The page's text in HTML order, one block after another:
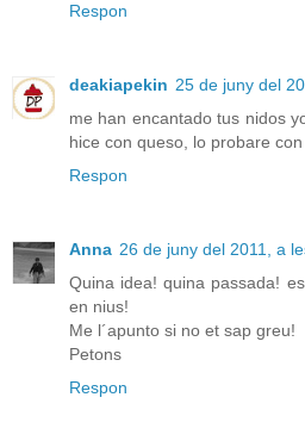
Respon
deakiapekin 25 de juny del
me han encantado tus nidos
hice con queso, lo probare
Respon
Anna 26 de juny del 2011, a
Quina idea! quina passada!
en nius!
Me l´apunto si no et sap greu!
Petons
Respon